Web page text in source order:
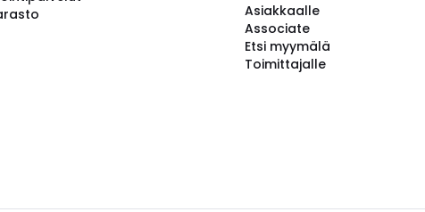
Asiakkaalle
Associate
Etsi myymälä
Toimittajalle